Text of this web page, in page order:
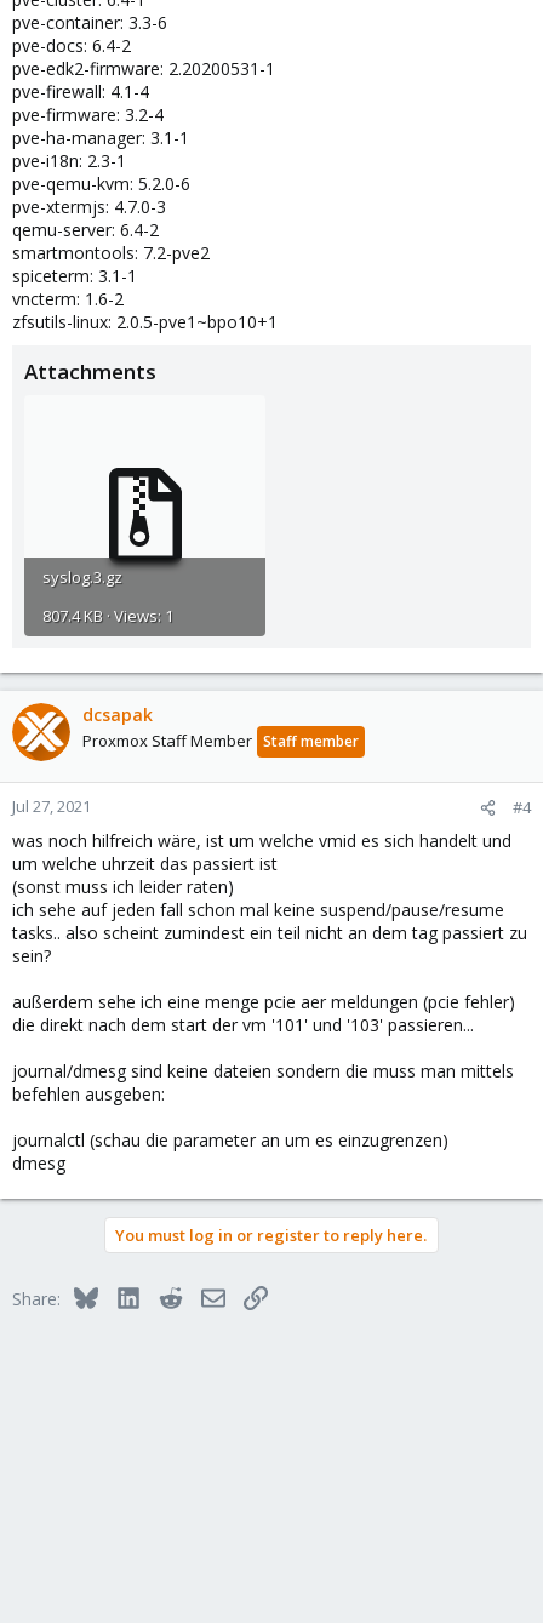
pve-container: 3.3-6
pve-docs: 6.4-2
pve-edk2-firmware: 2.20200531-1
pve-firewall: 4.1-4
pve-firmware: 3.2-4
pve-ha-manager: 3.1-1
pve-i18n: 2.3-1
pve-qemu-kvm: 5.2.0-6
pve-xtermjs: 4.7.0-3
qemu-server: 6.4-2
smartmontools: 7.2-pve2
spiceterm: 3.1-1
vncterm: 1.6-2
zfsutils-linux: 2.0.5-pve1~bpo10+1
Attachments
syslog.3.gz
807.4 KB · Views: 1
dcsapak
Proxmox Staff Member Staff member
Jul 27, 2021 #4
was noch hilfreich wäre, ist um welche vmid es sich handelt und
um welche uhrzeit das passiert ist
(sonst muss ich leider raten)
ich sehe auf jeden fall schon mal keine suspend/pause/resume
tasks.. also scheint zumindest ein teil nicht an dem tag passiert zu
sein?
außerdem sehe ich eine menge pcie aer meldungen (pcie fehler)
die direkt nach dem start der vm '101' und '103' passieren...
journal/dmesg sind keine dateien sondern die muss man mittels
befehlen ausgeben:
journalctl (schau die parameter an um es einzugrenzen)
dmesg
You must log in or register to reply here.
Share: BlueskyLinkedInRedditEmailLink